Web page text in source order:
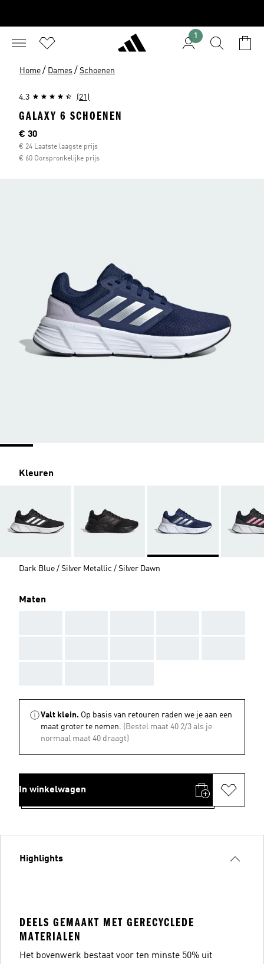
1
Home / Dames / Schoenen
4.3 (21)
GALAXY 6 SCHOENEN
Huidige prijs
€ 30
€ 24 Laatste laagste prijs
€ 60 Oorspronkelijke prijs
Kleuren
Dark Blue / Silver Metallic / Silver Dawn
Maten
Valt klein. Op basis van retouren raden we je aan een
maat groter te nemen. (Bestel maat 40 2/3 als je
normaal maat 40 draagt)
In winkelwagen
Highlights
DEELS GEMAAKT MET GERECYCLEDE
MATERIALEN
Het bovenwerk bestaat voor ten minste 50% uit